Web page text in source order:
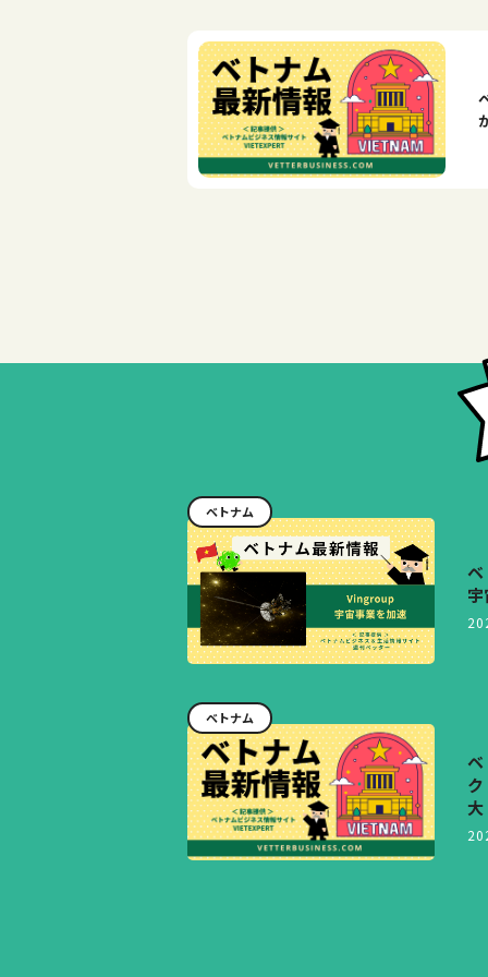
ベトナム
ベトナム
大